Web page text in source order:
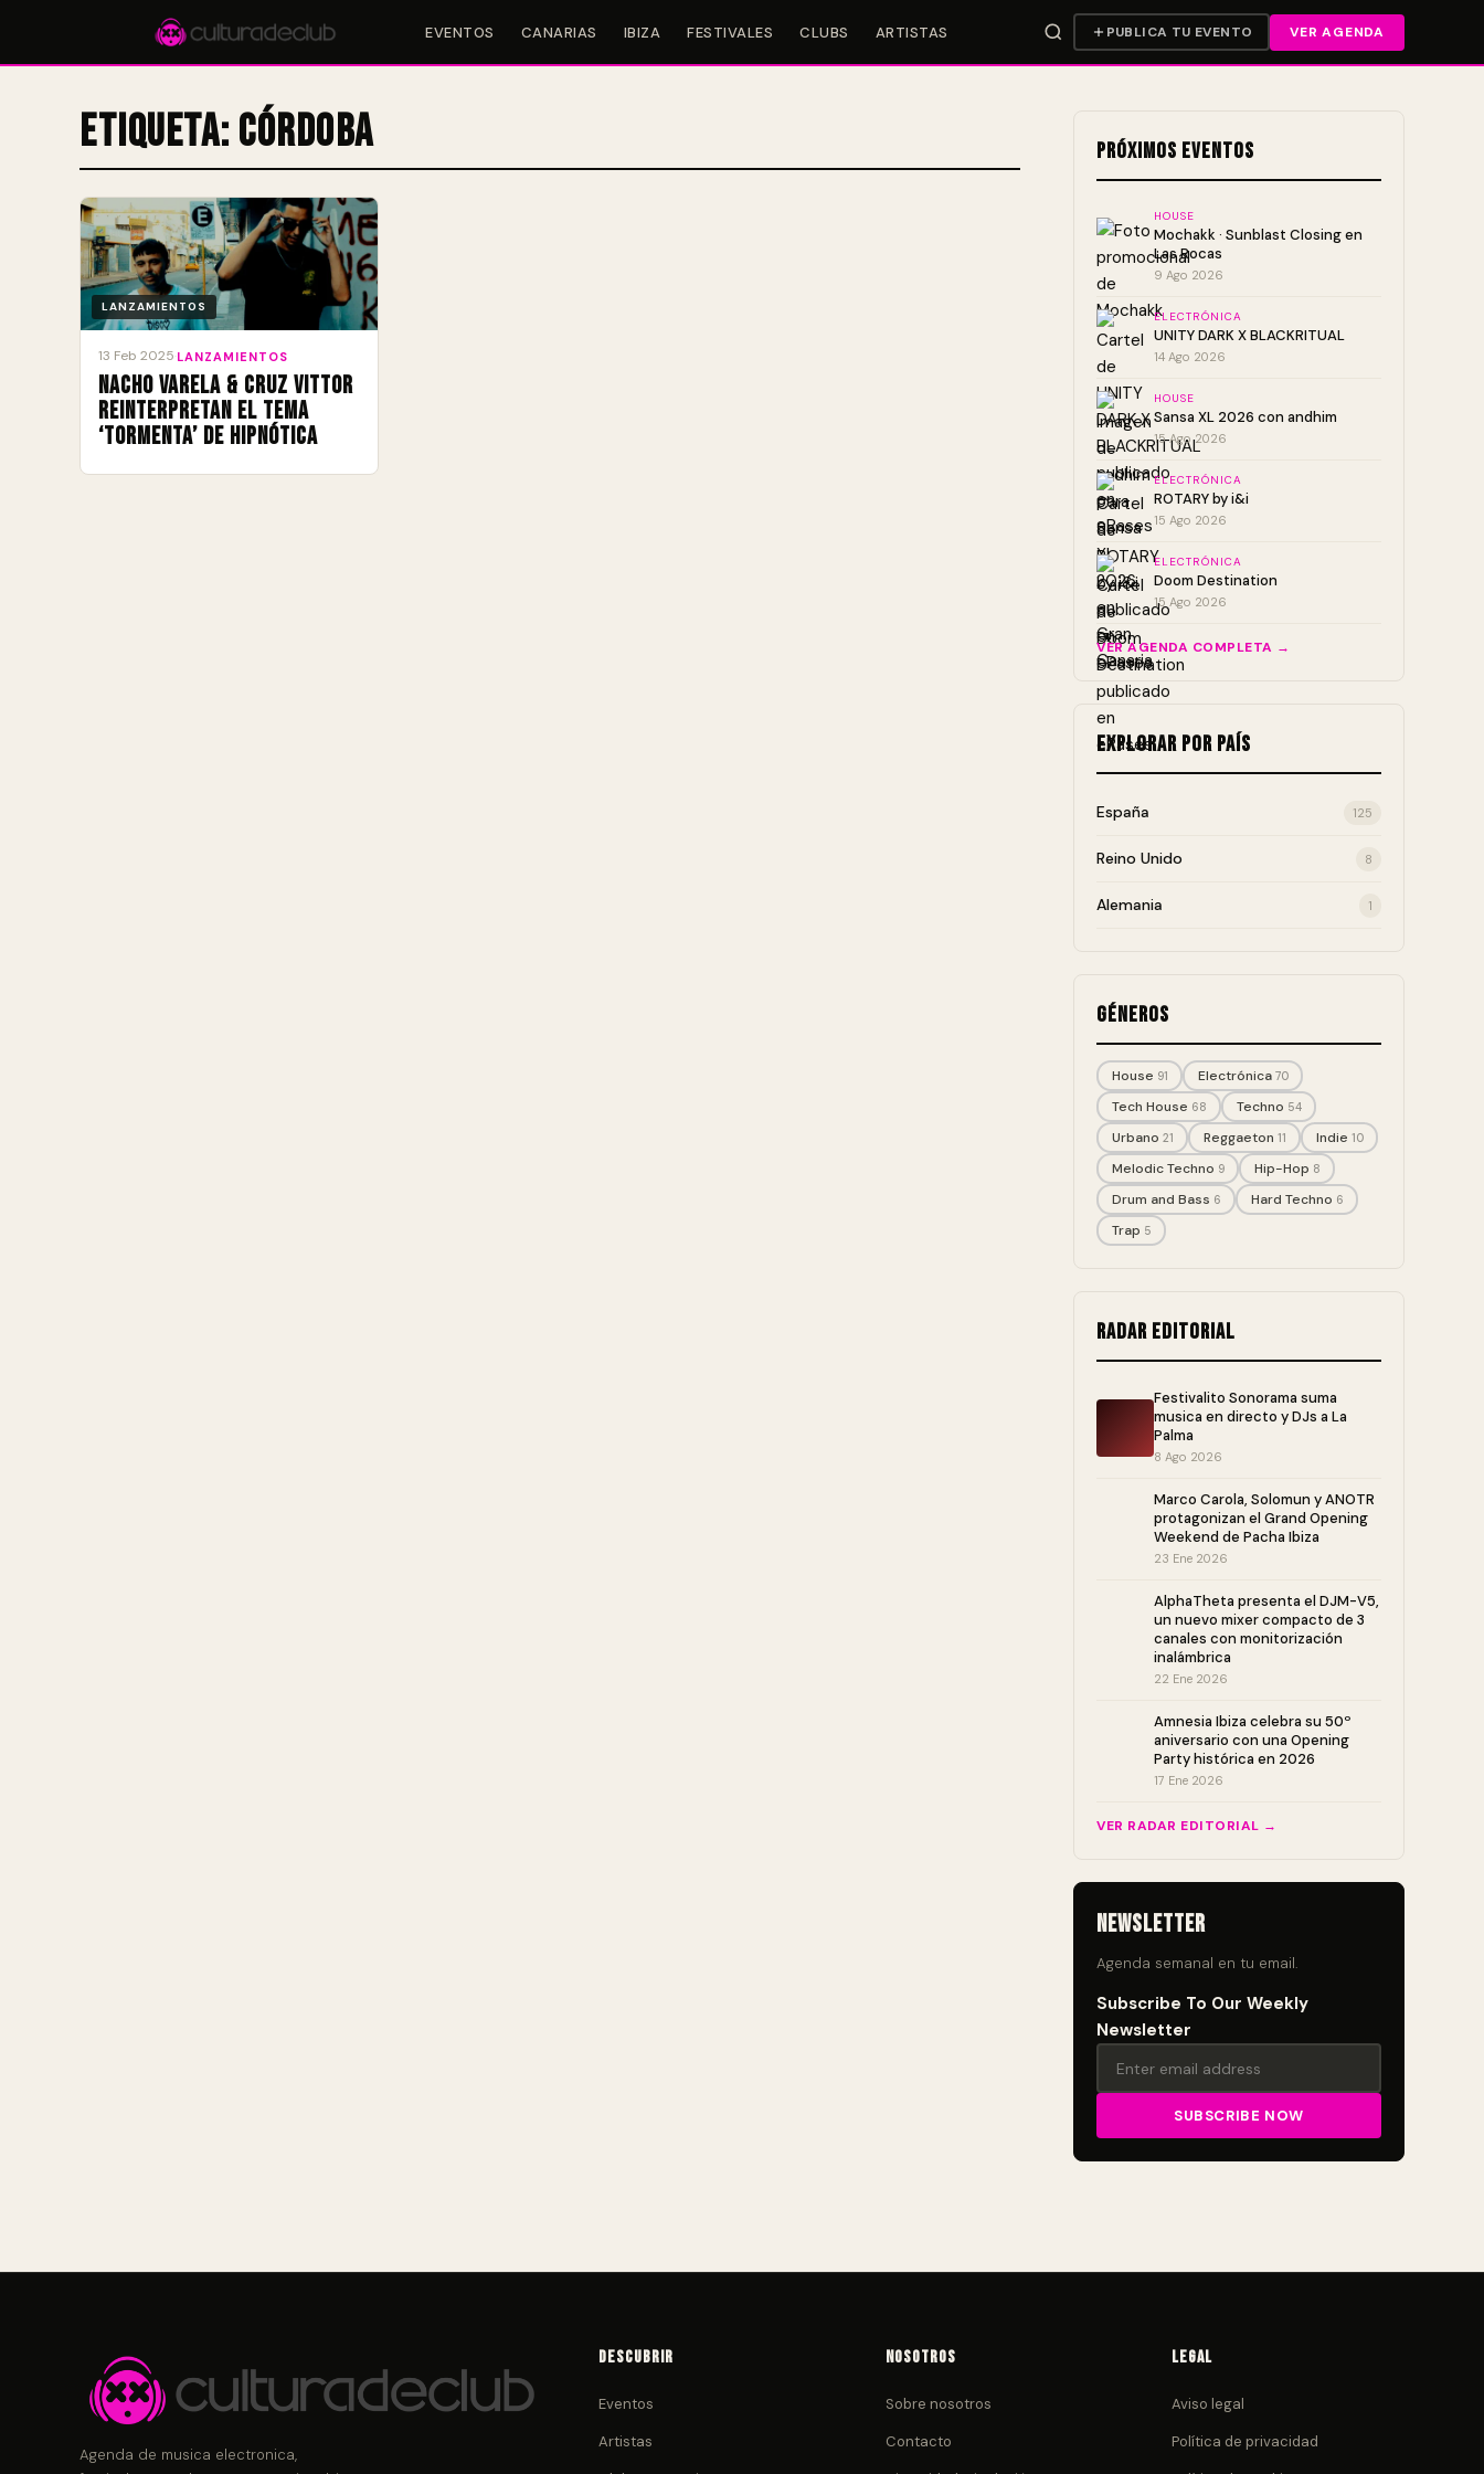
EVENTOS CANARIAS IBIZA FESTIVALES CLUBS ARTISTAS PUBLICA TU EVENTO VER AGENDA
Accesos rápidos:
Etiqueta: Córdoba
LANZAMIENTOS
13 Feb 2025 LANZAMIENTOS
Nacho Varela & Cruz Vittor
Reinterpretan el Tema
‘Tormenta’ de Hipnótica
Próximos Eventos
HOUSE
Mochakk · Sunblast Closing en
Las Rocas
9 Ago 2026
ELECTRÓNICA
UNITY DARK X BLACKRITUAL
14 Ago 2026
HOUSE
Sansa XL 2026 con andhim
15 Ago 2026
ELECTRÓNICA
ROTARY by i&i
15 Ago 2026
ELECTRÓNICA
Doom Destination
15 Ago 2026
VER AGENDA COMPLETA →
Explorar por País
España 125
Reino Unido 8
Alemania 1
Géneros
House 91 Electrónica 70
Tech House 68 Techno 54
Urbano 21 Reggaeton 11 Indie 10
Melodic Techno 9 Hip-Hop 8
Drum and Bass 6 Hard Techno 6
Trap 5
Radar editorial
Festivalito Sonorama suma
musica en directo y DJs a La
Palma
8 Ago 2026
Marco Carola, Solomun y ANOTR
protagonizan el Grand Opening
Weekend de Pacha Ibiza
23 Ene 2026
AlphaTheta presenta el DJM-V5,
un nuevo mixer compacto de 3
canales con monitorización
inalámbrica
22 Ene 2026
Amnesia Ibiza celebra su 50º
aniversario con una Opening
Party histórica en 2026
17 Ene 2026
VER RADAR EDITORIAL →
Newsletter
Agenda semanal en tu email.
Subscribe To Our Weekly
Newsletter
Agenda de musica electronica,
Descubrir
Eventos
Artistas
Nosotros
Sobre nosotros
Contacto
Legal
Aviso legal
Política de privacidad